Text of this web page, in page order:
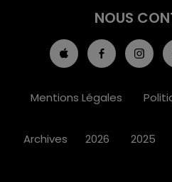
NOUS
Mentions Légales
Archives 2026 2025